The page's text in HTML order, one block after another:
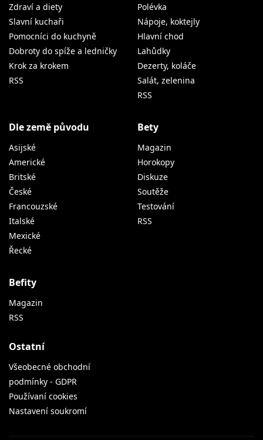
Zdraví a diety
Slavní kuchaři
Pomocníci do kuchyně
Dobroty do spíže a ledničky
Krok za krokem
RSS
Polévka
Nápoje, koktejly
Hlavní chod
Lahůdky
Dezerty, koláče
Salát, zelenina
RSS
Dle země původu
Asijské
Americké
Britské
České
Francouzské
Italské
Mexické
Řecké
Bety
Magazin
Horokopy
Diskuze
Soutěže
Testování
RSS
Befity
Magazin
RSS
Ostatní
Všeobecné obchodní
podmínky - GDPR
Používaní cookies
Nastavení soukromí